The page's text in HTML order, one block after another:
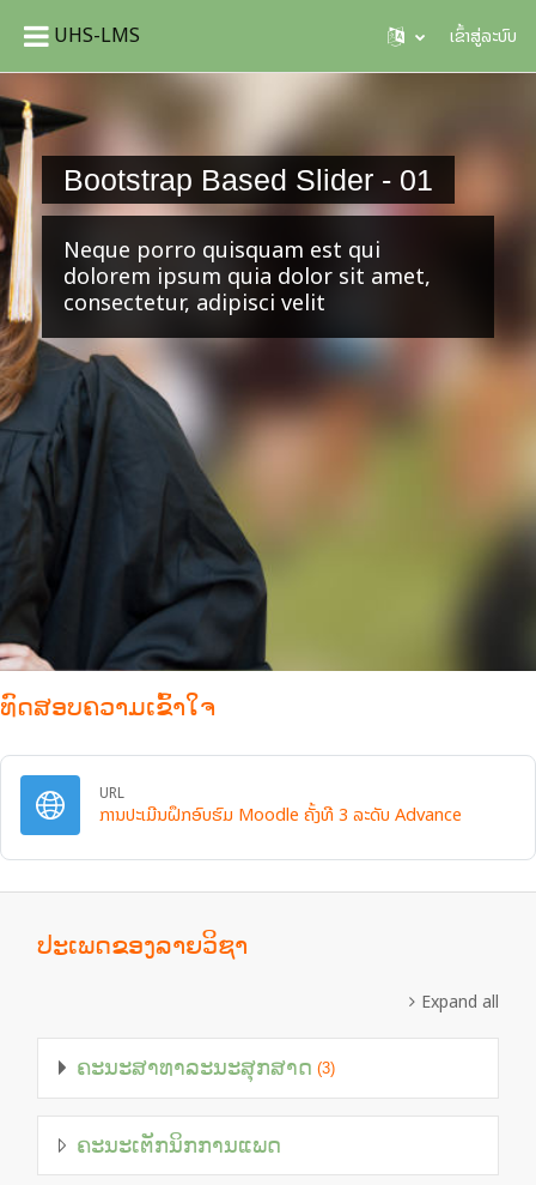
Skip to main content
UHS-LMS ເຂົ້າສູ່ລະບົບ
Bootstrap Based Slider - 01
Neque porro quisquam est qui
dolorem ipsum quia dolor sit amet,
consectetur, adipisci velit
ທົດສອບຄວາມເຂົ້າໃຈ
URL
ການປະເມີນຝຶກອົບຮົມ Moodle ຄັ້ງທີ 3 ລະດັບ Advance
ປະເພດຂອງລາຍວິຊາ
Expand all
ຄະນະສາທາລະນະສຸກສາດ (3)
ຄະນະເຕັກນິກການແພດ